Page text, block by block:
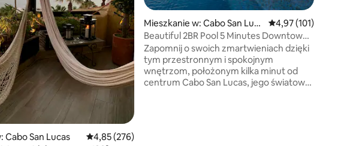
liczba recenzji: 137
Cabo San Lucas Średnia ocena: 4,85 na 5, liczba recenzji: 276
4,85 (276)
Mieszkanie w: Cabo San Luca
s
Średnia ocena: 4,97
4,97 (101)
Beautiful 2BR Pool 5 Minutes Downtown
Cabo
Zapomnij o swoich zmartwieniach dzięki
tym przestronnym i spokojnym
wnętrzom, położonym kilka minut od
centrum Cabo San Lucas, jego światowej